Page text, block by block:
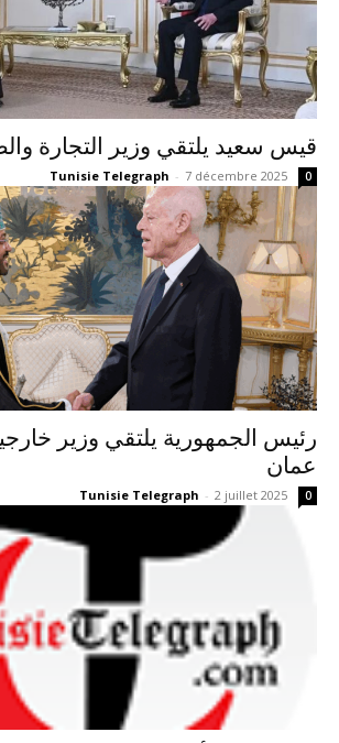
قيس سعيد يلتقي وزير التجارة
Tunisie Telegraph - 7 décembre 2025 0
رئيس الجمهورية يلتقي وزير
عمان
Tunisie Telegraph - 2 juillet 2025 0